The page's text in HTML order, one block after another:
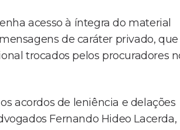
acesso à íntegra do material
de caráter privado, que
trocados pelos procuradores
acordos de leniência e delações
Fernando Hideo Lacerda,